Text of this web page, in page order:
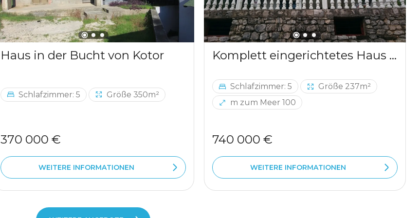
Haus in der Bucht von Kotor
Schlafzimmer: 5 Größe 350m²
370 000 €
WEITERE INFORMATIONEN
Komplett eingerichtetes Haus in Dobra Voda
Schlafzimmer: 5
Größe 237m²
m zum Meer 100
740 000 €
WEITERE INFORMATIONEN